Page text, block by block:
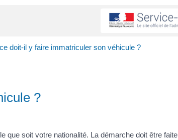
doit-il y faire immatriculer son véhicule ?
?
que soit votre nationalité. La démarche doit être faite